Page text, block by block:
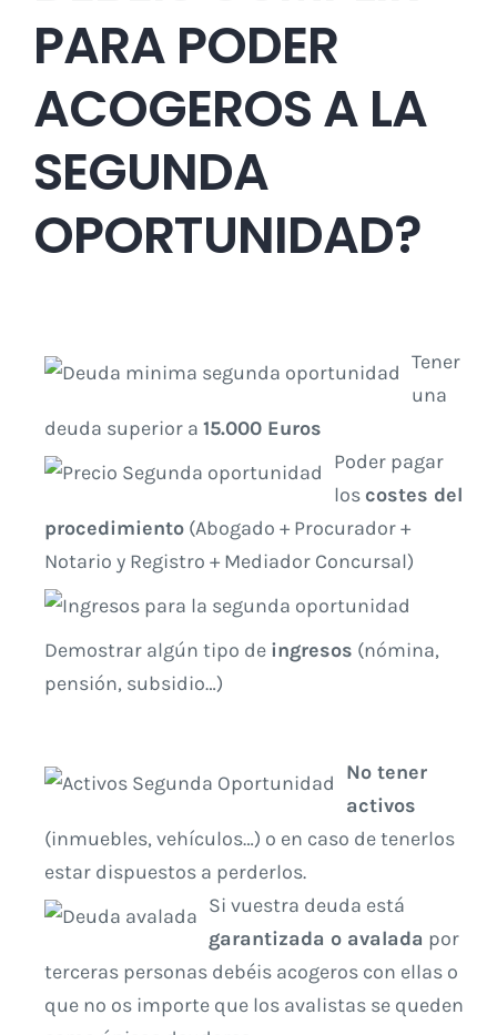
PARA PODER
ACOGEROS A LA
SEGUNDA
OPORTUNIDAD?
Tener
una
deuda superior a 15.000 Euros
Poder pagar
los costes del
procedimiento (Abogado + Procurador +
Notario y Registro + Mediador Concursal)
Demostrar algún tipo de ingresos (nómina,
pensión, subsidio…)
No tener
activos
(inmuebles, vehículos…) o en caso de tenerlos
estar dispuestos a perderlos.
Si vuestra deuda está
garantizada o avalada por
terceras personas debéis acogeros con ellas o
que no os importe que los avalistas se queden